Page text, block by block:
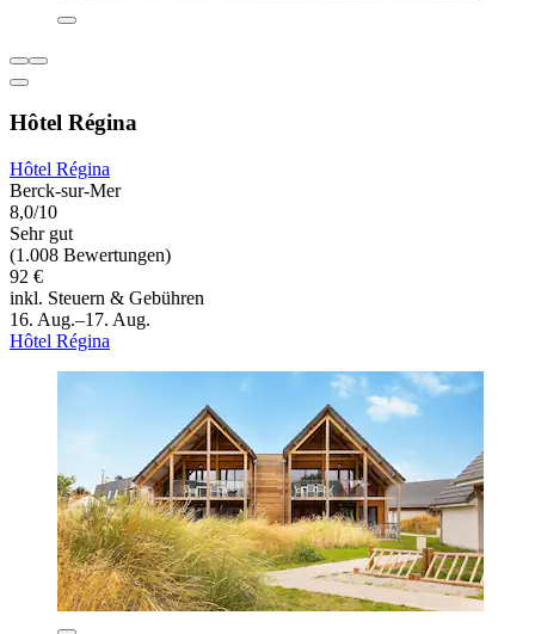
Hôtel Régina
Hôtel Régina
Berck-sur-Mer
8,0/10
Sehr gut
(1.008 Bewertungen)
92 €
inkl. Steuern & Gebühren
16. Aug.–17. Aug.
Hôtel Régina